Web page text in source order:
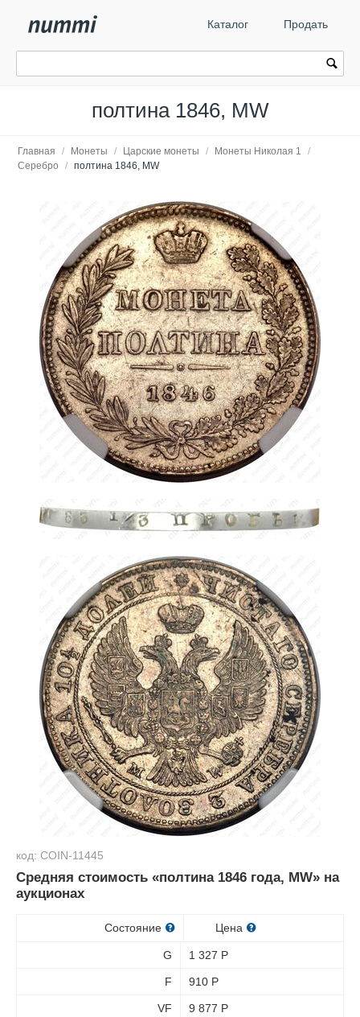
Каталог Продать
полтина 1846, MW
Главная / Монеты / Царские монеты / Монеты Николая 1
/
Серебро
/ полтина 1846, MW
код: COIN-11445
Средняя стоимость «полтина 1846 года, MW» на
аукционах
Состояние Цена
G 1 327 Р
F 910 Р
VF 9 877 Р